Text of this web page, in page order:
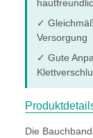
✓
Versorgung
✓ Gute
Die